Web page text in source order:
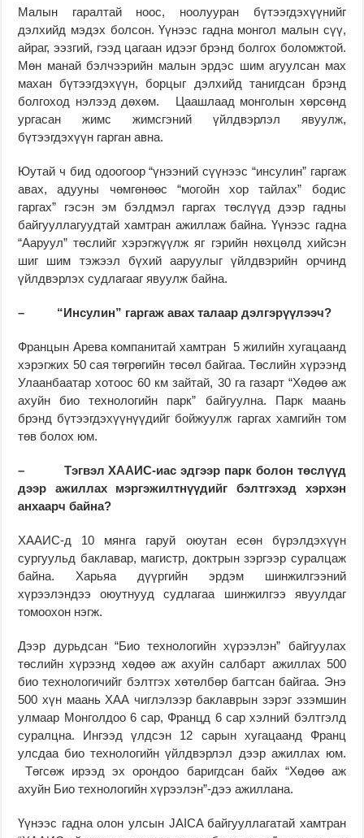
Малын гаралтай ноос, ноолууран бүтээгдэхүүнийг
дэлхийд мэдэх болсон. Үүнээс гадна монгол малын сүү,
айраг, ээзгий, гээд цагаан идээг брэнд болгох боломжтой.
Мөн манай бэлчээрийн малын эрдэс шим агуулсан мах
махан бүтээгдэхүүн, борцыг дэлхийд танигдсан брэнд
болгоход нэлээд дөхөм. Цаашлаад монголын хөрсөнд
ургасан жимс жимсгэний үйлдвэрлэл явуулж,
бүтээгдэхүүн гарган авна.
Юутай ч бид одоогоор “үнээний сүүнээс “инсулин” гаргаж
авах, адууны чөмгөнөөс “могойн хор тайлах” бодис
гаргах” гэсэн эм бэлдмэл гаргах төслүүд дээр гадны
байгууллагуудтай хамтран ажиллаж байна. Үүнээс гадна
“Ааруул” төслийг хэрэгжүүлж яг гэрийн нөхцөлд хийсэн
шиг шим тэжээл бүхий ааруулыг үйлдвэрийн орчинд
үйлдвэрлэх судлагааг явуулж байна.
– “Инсулин” гаргаж авах талаар дэлгэрүүлээч?
Францын Арева компанитай хамтран 5 жилийн хугацаанд
хэрэгжих 50 сая төгрөгийн төсөл байгаа. Төслийн хүрээнд
Улаанбаатар хотоос 60 км зайтай, 30 га газарт “Хөдөө аж
ахуйн био технологийн парк” байгуулна. Парк маань
брэнд бүтээгдэхүүнүүдийг бойжуулж гаргах хамгийн том
төв болох юм.
– Тэгвэл ХААИС-иас эдгээр парк болон төслүүд
дээр ажиллах мэргэжилтнүүдийг бэлтгэхэд хэрхэн
анхаарч байна?
ХААИС-д 10 мянга гаруй оюутан есөн бүрэлдэхүүн
сургуульд баклавар, магистр, доктрын зэргээр суралцаж
байна. Харьяа дүүргийн эрдэм шинжилгээний
хүрээлэндээ оюутнууд судлагаа шинжилгээ явуулдаг
томоохон нэгж.
Дээр дурьдсан “Био технологийн хүрээлэн” байгуулах
төслийн хүрээнд хөдөө аж ахуйн салбарт ажиллах 500
био технологичийг бэлтгэх хөтөлбөр багтсан байгаа. Энэ
500 хүн маань ХАА чиглэлээр баклаврын зэрэг эзэмшин
улмаар Монголдоо 6 сар, Францд 6 сар хэлний бэлтгэлд
суралцна. Ингээд үлдсэн 12 сарын хугацаанд Франц
улсдаа био технологийн үйлдвэрлэл дээр ажиллах юм.
Төгсөж ирээд эх орондоо баригдсан байх “Хөдөө аж
ахуйн Био технологийн хүрээлэн”-дээ ажиллана.
Үүнээс гадна олон улсын JAICA байгууллагатай хамтран